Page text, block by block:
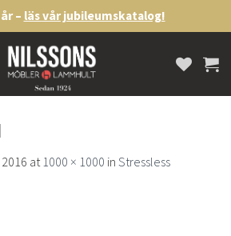
– läs vår jubileumskatalog!
at1000 × 1000 in Stressless